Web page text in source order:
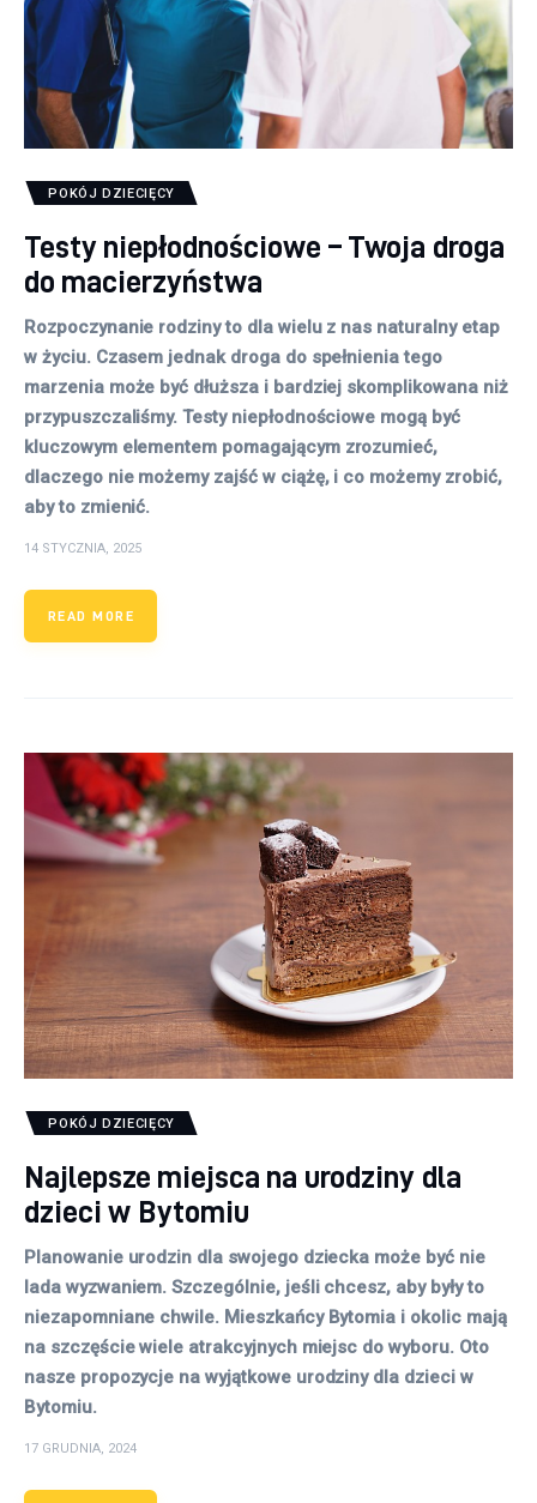
POKÓJ DZIECIĘCY
Testy niepłodnościowe – Twoja droga
do macierzyństwa
Rozpoczynanie rodziny to dla wielu z nas naturalny etap
w życiu. Czasem jednak droga do spełnienia tego
marzenia może być dłuższa i bardziej skomplikowana niż
przypuszczaliśmy. Testy niepłodnościowe mogą być
kluczowym elementem pomagającym zrozumieć,
dlaczego nie możemy zajść w ciążę, i co możemy zrobić,
aby to zmienić.
14 STYCZNIA, 2025
READ MORE
POKÓJ DZIECIĘCY
Najlepsze miejsca na urodziny dla
dzieci w Bytomiu
Planowanie urodzin dla swojego dziecka może być nie
lada wyzwaniem. Szczególnie, jeśli chcesz, aby były to
niezapomniane chwile. Mieszkańcy Bytomia i okolic mają
na szczęście wiele atrakcyjnych miejsc do wyboru. Oto
nasze propozycje na wyjątkowe urodziny dla dzieci w
Bytomiu.
17 GRUDNIA, 2024